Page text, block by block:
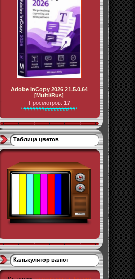
Adobe InCopy 2026 21.5.0.64
[Multi/Rus]
Просмотров: 17
*#################*
Таблица цветов
Калькулятор валют